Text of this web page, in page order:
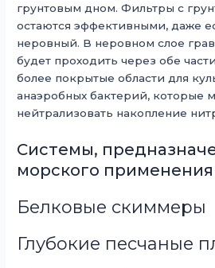
грунтовым дном. Фильтры с
остаются эффективными, даже
неровный. В неровном слое
будет проходить через обе
более покрытые области для
анаэробных бактерий, которые
нейтрализовать накопление
Системы,
морского применения
Белковые скиммеры
Глубокие песчаные